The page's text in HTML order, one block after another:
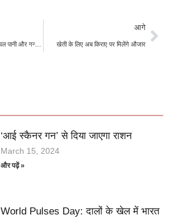
मिट्टी के लिएं रामबाण नारियल पानी और गन्ने के जूस से बना फर्टिलाइजर
आगे
खेती के लिए अब किराए पर मिलेंगे औजार
‘आई स्कैनर गन’ से दिया जाएगा राशन
March 15, 2024
और पढ़ें »
World Pulses Day: दालों के खेल में भारत